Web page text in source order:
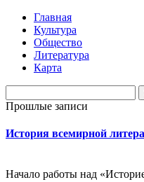
Главная
Культура
Общество
Литература
Карта
Прошлые записи
История всемирной
Начало работы над